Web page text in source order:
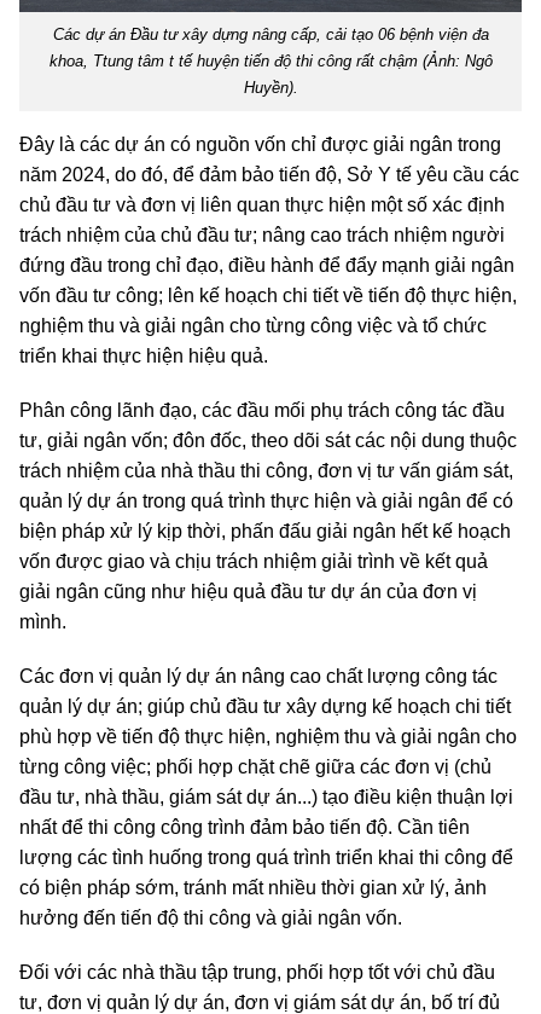
Các dự án Đầu tư xây dựng nâng cấp, cải tạo 06 bệnh viện đa
khoa, Ttung tâm t tế huyện tiến độ thi công rất chậm (Ảnh: Ngô
Huyền).
Đây là các dự án có nguồn vốn chỉ được giải ngân trong
năm 2024, do đó, để đảm bảo tiến độ, Sở Y tế yêu cầu các
chủ đầu tư và đơn vị liên quan thực hiện một số xác định
trách nhiệm của chủ đầu tư; nâng cao trách nhiệm người
đứng đầu trong chỉ đạo, điều hành để đẩy mạnh giải ngân
vốn đầu tư công; lên kế hoạch chi tiết về tiến độ thực hiện,
nghiệm thu và giải ngân cho từng công việc và tổ chức
triển khai thực hiện hiệu quả.
Phân công lãnh đạo, các đầu mối phụ trách công tác đầu
tư, giải ngân vốn; đôn đốc, theo dõi sát các nội dung thuộc
trách nhiệm của nhà thầu thi công, đơn vị tư vấn giám sát,
quản lý dự án trong quá trình thực hiện và giải ngân để có
biện pháp xử lý kịp thời, phấn đấu giải ngân hết kế hoạch
vốn được giao và chịu trách nhiệm giải trình về kết quả
giải ngân cũng như hiệu quả đầu tư dự án của đơn vị
mình.
Các đơn vị quản lý dự án nâng cao chất lượng công tác
quản lý dự án; giúp chủ đầu tư xây dựng kế hoạch chi tiết
phù hợp về tiến độ thực hiện, nghiệm thu và giải ngân cho
từng công việc; phối hợp chặt chẽ giữa các đơn vị (chủ
đầu tư, nhà thầu, giám sát dự án...) tạo điều kiện thuận lợi
nhất để thi công công trình đảm bảo tiến độ. Cần tiên
lượng các tình huống trong quá trình triển khai thi công để
có biện pháp sớm, tránh mất nhiều thời gian xử lý, ảnh
hưởng đến tiến độ thi công và giải ngân vốn.
Đối với các nhà thầu tập trung, phối hợp tốt với chủ đầu
tư, đơn vị quản lý dự án, đơn vị giám sát dự án, bố trí đủ